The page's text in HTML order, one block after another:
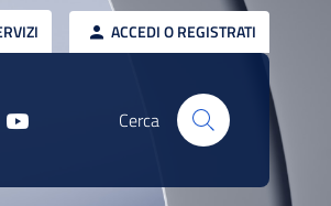
ACCEDI O REGISTRATI
Cerca